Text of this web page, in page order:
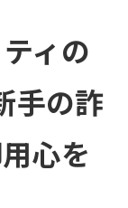
ィの
手の詐
心を